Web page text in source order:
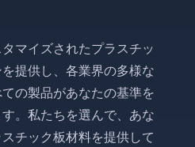
マイズされたプラスチッ
提供し、各業界の多様な
の製品があなたの基準を
。私たちを選んで、あな
チック板材料を提供して